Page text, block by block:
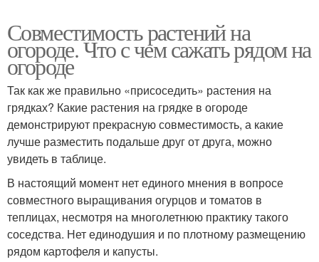
Совместимость растений на
огороде. Что с чем сажать рядом на
огороде
Так как же правильно «присоседить» растения на
грядках? Какие растения на грядке в огороде
демонстрируют прекрасную совместимость, а какие
лучше разместить подальше друг от друга, можно
увидеть в таблице.
В настоящий момент нет единого мнения в вопросе
совместного выращивания огурцов и томатов в
теплицах, несмотря на многолетнюю практику такого
соседства. Нет единодушия и по плотному размещению
рядом картофеля и капусты.